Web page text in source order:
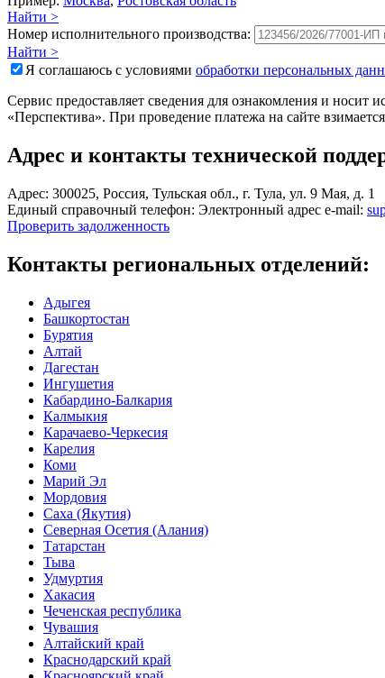
Найти >
Номер исполнительного производства:
Найти >
Я соглашаюсь с условиями обработки персональных
Сервис предоставляет сведения для ознакомления и
«Перспектива». При проведение платежа на сайте
Адрес и контакты технической
Адрес: 300025, Россия, Тульская обл., г. Тула, ул. 9 Мая, д. 1
Единый справочный телефон: Электронный адрес e-mail:
Проверить задолженность
Контакты региональных отделений:
Адыгея
Башкортостан
Бурятия
Алтай
Дагестан
Ингушетия
Кабардино-Балкария
Калмыкия
Карачаево-Черкесия
Карелия
Коми
Марий Эл
Мордовия
Саха (Якутия)
Северная Осетия (Алания)
Татарстан
Тыва
Удмуртия
Хакасия
Чеченская республика
Чувашия
Алтайский край
Краснодарский край